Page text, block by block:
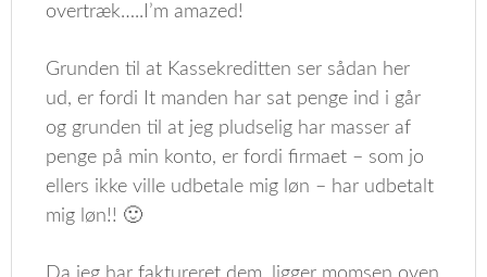
overtræk…..I’m amazed!
Grunden til at Kassekreditten ser sådan her
ud, er fordi It manden har sat penge ind i går
og grunden til at jeg pludselig har masser af
penge på min konto, er fordi firmaet – som jo
ellers ikke ville udbetale mig løn – har udbetalt
mig løn!! 🙂